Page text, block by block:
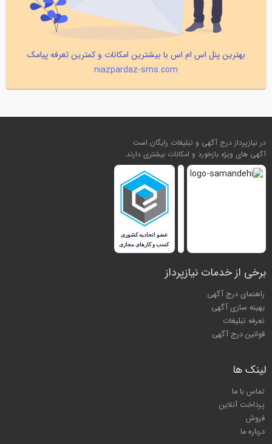
بهترین پنل اس ام اس با بیشترین امکانات و کمترین تعرفه پیامک
niazpardaz-sms.com
در نیازپرداز درج آگهی و تبلیغات رایگان است
آگهی های ویژه بازخورد و امکانات بیشتری دارند.
برخی از خدمات نیازپرداز
راهنمای درج آگهی
بهینه سازی آگهی
تعرفه تبلیغات
قوانین درج آگهی
لینک ها
تماس با ما
پرداخت آنلاین
فروش
درباره ما